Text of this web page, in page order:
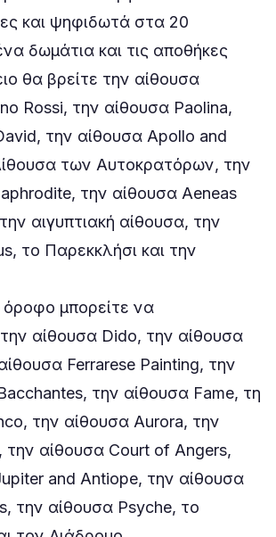
και ψηφιδωτά στα 20
δωμάτια και τις αποθήκες
θα βρείτε την αίθουσα
Rossi, την αίθουσα Paolina,
την αίθουσα Apollo and
των Αυτοκρατόρων, την
την αίθουσα Aeneas
αιγυπτιακή αίθουσα, την
το Παρεκκλήσι και την
μπορείτε να
αίθουσα Dido, την αίθουσα
Ferrarese Painting, την
την αίθουσα Fame, τη
την αίθουσα Aurora, την
την αίθουσα Court of Angers,
and Antiope, την αίθουσα
την αίθουσα Psyche, το